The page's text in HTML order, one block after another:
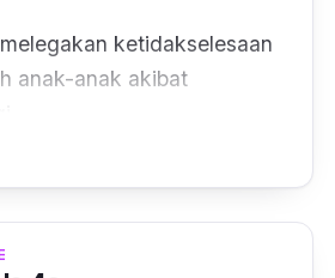
ketidakselesaan
anak-anak akibat